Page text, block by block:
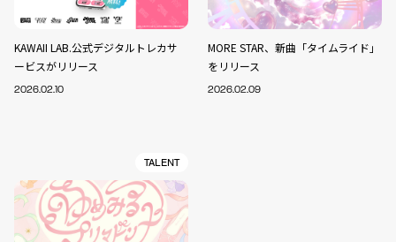
KAWAII LAB.公式デジタルトレカサ
ービスがリリース
2026.02.10
MORE STAR、新曲「タイムライド」
をリリース
2026.02.09
TALENT